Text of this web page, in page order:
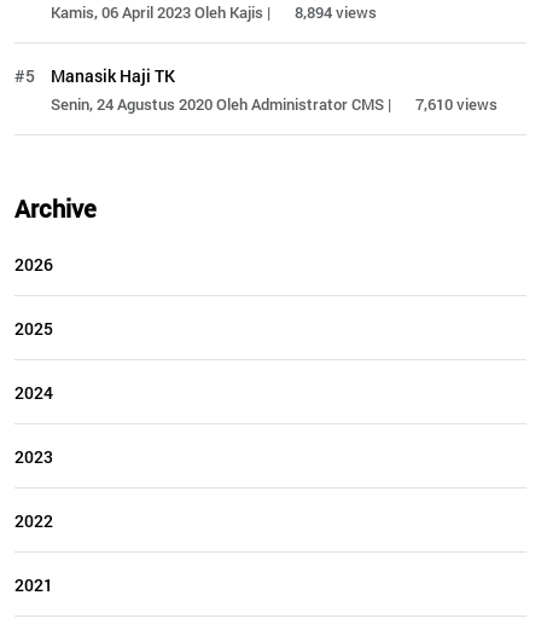
Kamis, 06 April 2023 Oleh Kajis | 8,894 views
#5 Manasik Haji TK
Senin, 24 Agustus 2020 Oleh Administrator CMS | 7,610 views
Archive
2026
2025
2024
2023
2022
2021